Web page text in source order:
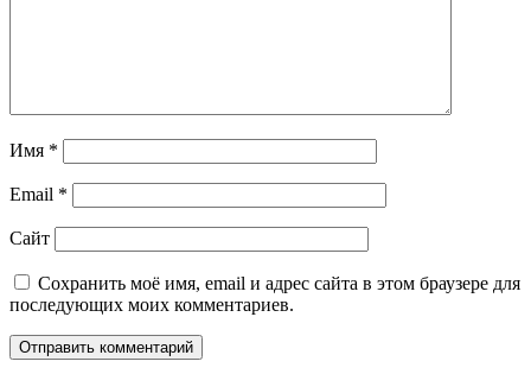
Имя *
Email *
Сайт
Сохранить моё имя, email и адрес сайта в этом браузере для
последующих моих комментариев.